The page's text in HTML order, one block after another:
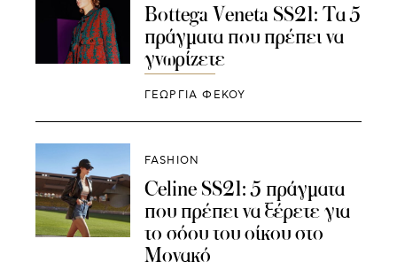
Bottega Veneta SS21: Τα 5
πράγματα που πρέπει να
γνωρίζετε
ΓΕΩΡΓΙΑ ΦΕΚΟΥ
FASHION
Celine SS21: 5 πράγματα
που πρέπει να ξέρετε για
το σόου του οίκου στο
Μονακό